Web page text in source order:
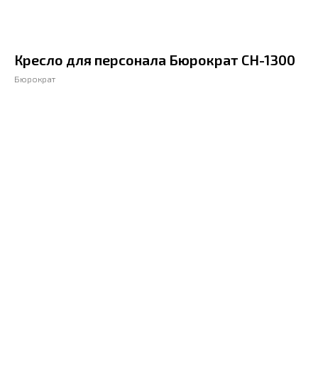
Кресло для персонала Бюрократ CH-1300
Бюрократ